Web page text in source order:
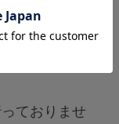
ておりませ